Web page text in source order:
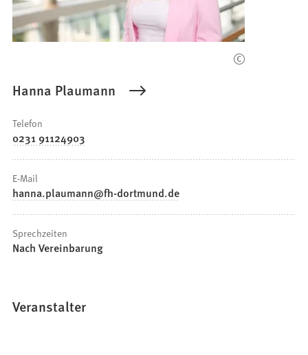
Hanna Plaumann
Telefon
0231 91124903
E-Mail
hanna.plaumann fh-dortmund de
Sprechzeiten
Nach Vereinbarung
Veranstalter